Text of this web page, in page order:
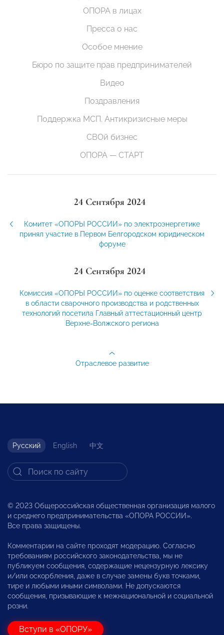
ОПОРА в лицах
Пресса о нас
Особое мнение
Бюро по защите прав предпринимателей
Видео
Поздравления
Поддержка МСП. Антикризисные меры
СВОй бизнес
ОПОРА — СТАРТ
24 Сентября 2024
Комитет «ОПОРЫ РОССИИ» по электроэнергетике
принял участие в Первом Белгородском юридическом
форуме
24 Сентября 2024
Комиссия «ОПОРЫ РОССИИ» по оценке соответствия
в области сварочного производства и родственных
технологий посетила Главный аттестационный центр
Верхне-Волжского региона
Отраслевое развитие
Русский English 中文
© 2023 Общероссийская общественная организация малого
и среднего предпринимательства «ОПОРА РОССИИ».
Все права защищены.
Комментарии на сайте проходят модерацию. Согласно
требованиям российского законодательства, мы не
публикуем сообщения, содержащие нецензурную лексику
и/или оскорбления, даже в случае замены букв точками,
тире и любыми иными символами. Не допускаются
сообщения, призывающие к межнациональной и социальной
розни.
Вступи в «ОПОРУ»